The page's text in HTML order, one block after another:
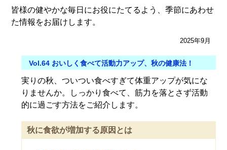
皆様の健やかな毎日にお役にたてるよう、季節にあわせ
た情報をお届けします。
2025年9月
Vol.64 おいしく食べて活動力アップ、秋の健康法！
実りの秋、ついつい食べすぎて体重アップが気にな
りませんか。しっかり食べて、筋力を落とさず活動
的に過ごす方法をご紹介します。
秋に食欲が増加する原因とは